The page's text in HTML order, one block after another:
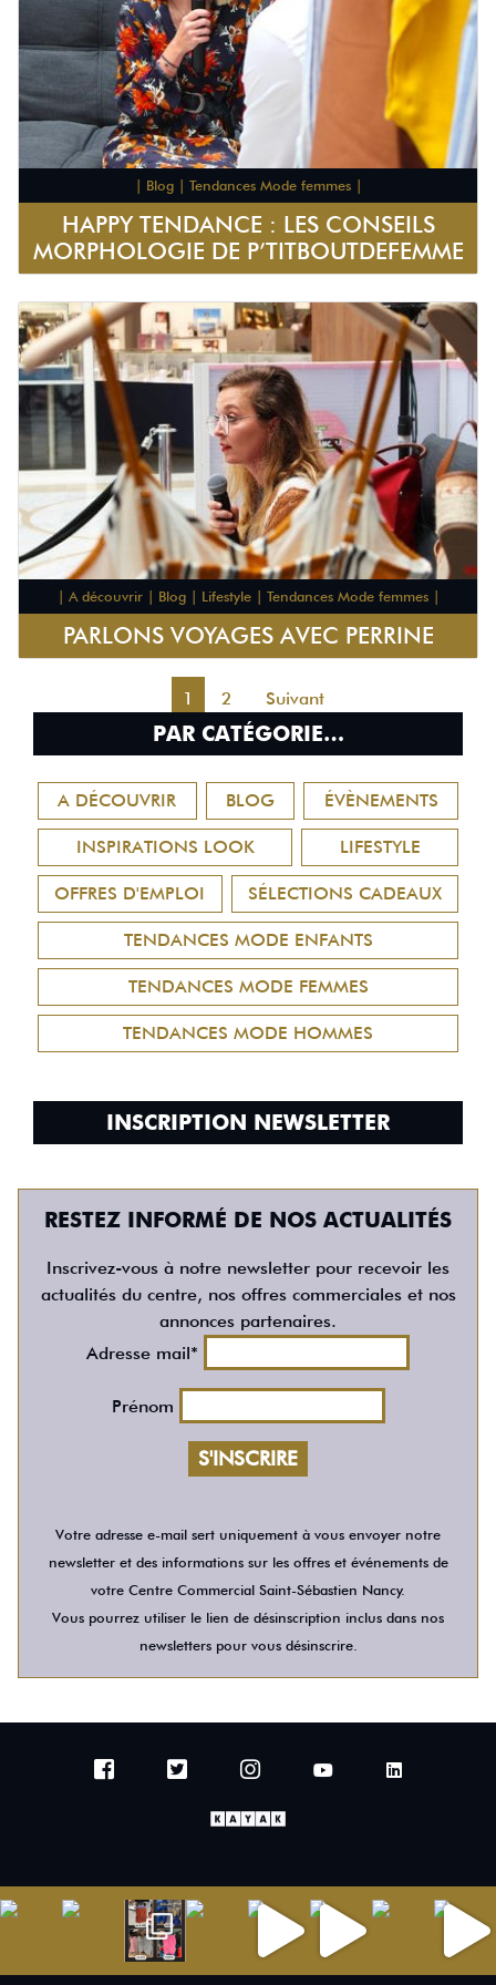
| Blog | Tendances Mode femmes |
HAPPY TENDANCE : LES CONSEILS
MORPHOLOGIE DE P’TITBOUTDEFEMME
| A découvrir | Blog | Lifestyle | Tendances Mode femmes |
PARLONS VOYAGES AVEC PERRINE
1 2 Suivant
PAR CATÉGORIE…
A DÉCOUVRIR BLOG ÉVÈNEMENTS
INSPIRATIONS LOOK LIFESTYLE
OFFRES D'EMPLOI SÉLECTIONS CADEAUX
TENDANCES MODE ENFANTS
TENDANCES MODE FEMMES
TENDANCES MODE HOMMES
INSCRIPTION NEWSLETTER
RESTEZ INFORMÉ DE NOS ACTUALITÉS
Inscrivez-vous à notre newsletter pour recevoir les
actualités du centre, nos offres commerciales et nos
annonces partenaires.
Adresse mail*
Prénom
Votre adresse e-mail sert uniquement à vous envoyer notre
newsletter et des informations sur les offres et événements de
votre Centre Commercial Saint-Sébastien Nancy.
Vous pourrez utiliser le lien de désinscription inclus dans nos
newsletters pour vous désinscrire.